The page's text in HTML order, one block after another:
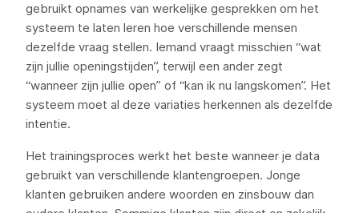
gebruikt opnames van werkelijke gesprekken om het
systeem te laten leren hoe verschillende mensen
dezelfde vraag stellen. Iemand vraagt misschien “wat
zijn jullie openingstijden”, terwijl een ander zegt
“wanneer zijn jullie open” of “kan ik nu langskomen”. Het
systeem moet al deze variaties herkennen als dezelfde
intentie.
Het trainingsproces werkt het beste wanneer je data
gebruikt van verschillende klantengroepen. Jonge
klanten gebruiken andere woorden en zinsbouw dan